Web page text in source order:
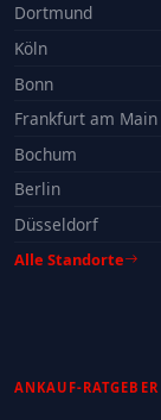
Dortmund
Köln
Bonn
Frankfurt am Main
Bochum
Berlin
Düsseldorf
Alle Standorte
ANKAUF-RATGEBER